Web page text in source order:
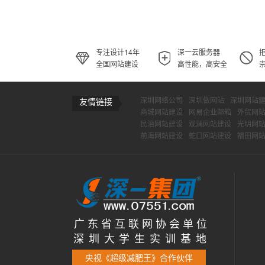
专注设计14年
全国网站建设
深一云服务器
高性能，高安全
友情链接 深圳网络公司 深圳做网站
深圳网站
商城网站建设
网易企业邮箱
外贸网
民治网站建设
观澜网站建设
光明网
前海网站建设
蛇口网站建设 福田网
广 东 省 互 联 网 协 会 单 位
深 圳 大 学 生 实 训 基 地
央视《超级减肥王》合作伙伴